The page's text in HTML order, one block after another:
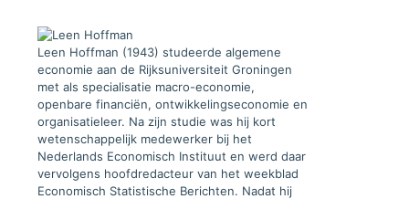
Leen Hoffman (1943) studeerde algemene
economie aan de Rijksuniversiteit Groningen
met als specialisatie macro-economie,
openbare financiën, ontwikkelingseconomie en
organisatieleer. Na zijn studie was hij kort
wetenschappelijk medewerker bij het
Nederlands Economisch Instituut en werd daar
vervolgens hoofdredacteur van het weekblad
Economisch Statistische Berichten. Nadat hij